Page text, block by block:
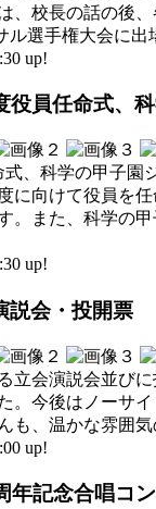
、校長の話の後
ル選手権大会に
up!
役員任命式、
、科学の甲子
に向けて役員を
。また、科学の
up!
説会・投開票
立会演説会並び
。今後はノーサ
も、温かな雰囲
up!
年記念合唱コ